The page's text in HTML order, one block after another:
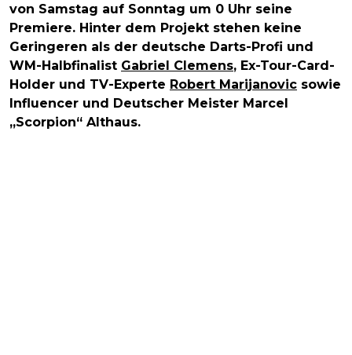
von Samstag auf Sonntag um 0 Uhr seine
Premiere. Hinter dem Projekt stehen keine
Geringeren als der deutsche Darts-Profi und
WM-Halbfinalist Gabriel Clemens, Ex-Tour-Card-
Holder und TV-Experte Robert Marijanovic sowie
Influencer und Deutscher Meister Marcel
„Scorpion“ Althaus.